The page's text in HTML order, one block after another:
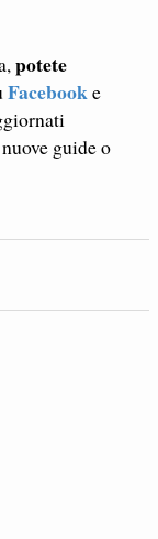
potete
Facebooke
guide o